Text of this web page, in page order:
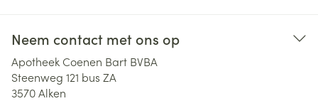
Neem contact met ons op
Apotheek Coenen Bart BVBA
Steenweg 121 bus ZA
3570Alken